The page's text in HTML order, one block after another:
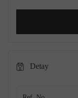
Detay